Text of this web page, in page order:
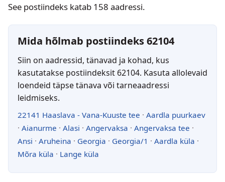
See postiindeks katab 158 aadressi.
Mida hõlmab postiindeks 62104
Siin on aadressid, tänavad ja kohad, kus
kasutatakse postiindeksit 62104. Kasuta allolevaid
loendeid täpse tänava või tarneaadressi
leidmiseks.
22141 Haaslava - Vana-Kuuste tee · Aardla puurkaev
· Aianurme · Alasi · Angervaksa · Angervaksa tee ·
Ansi · Aruheina · Georgia · Georgia/1 · Aardla küla ·
Mõra küla · Lange küla